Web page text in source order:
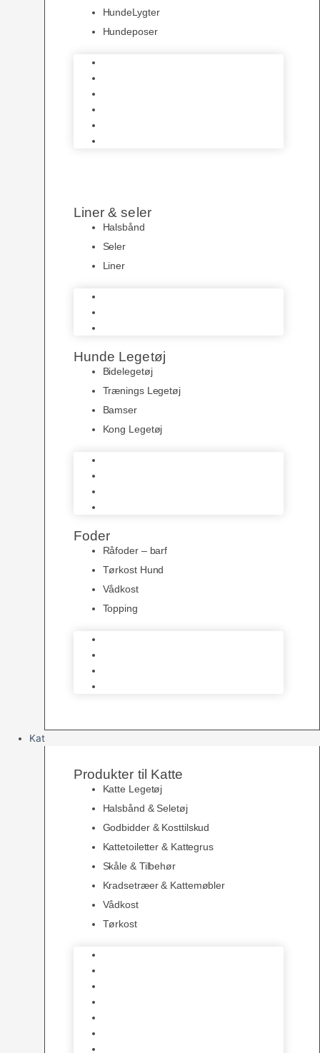
HundeLygter
Hundeposer
Liner & seler
Halsbånd
Seler
Liner
Hunde Legetøj
Bidelegetøj
Trænings Legetøj
Bamser
Kong Legetøj
Foder
Råfoder – barf
Tørkost Hund
Vådkost
Topping
Kat
Produkter til Katte
Katte Legetøj
Halsbånd & Seletøj
Godbidder & Kosttilskud
Kattetoiletter & Kattegrus
Skåle & Tilbehør
Kradsetræer & Kattemøbler
Vådkost
Tørkost